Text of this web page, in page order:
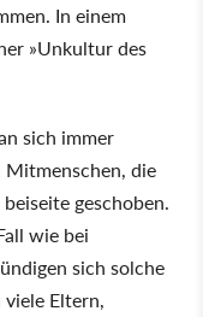
In einem
»Unkultur des
sich immer
die
geschoben.
wie bei
sich solche
Eltern,